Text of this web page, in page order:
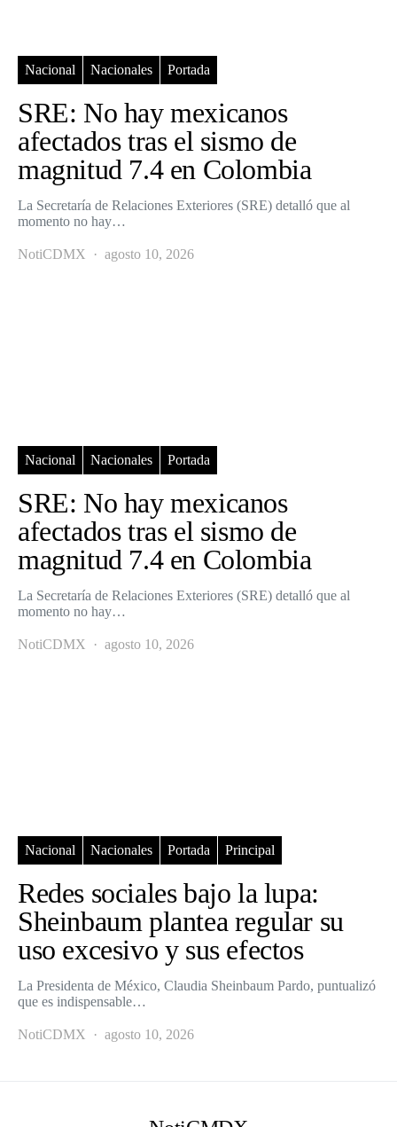
Nacional Nacionales Portada
SRE: No hay mexicanos
afectados tras el sismo de
magnitud 7.4 en Colombia
La Secretaría de Relaciones Exteriores (SRE) detalló que al
momento no hay…
NotiCDMX agosto 10, 2026
Nacional Nacionales Portada
SRE: No hay mexicanos
afectados tras el sismo de
magnitud 7.4 en Colombia
La Secretaría de Relaciones Exteriores (SRE) detalló que al
momento no hay…
NotiCDMX agosto 10, 2026
Nacional Nacionales Portada Principal
Redes sociales bajo la lupa:
Sheinbaum plantea regular su
uso excesivo y sus efectos
La Presidenta de México, Claudia Sheinbaum Pardo, puntualizó
que es indispensable…
NotiCDMX agosto 10, 2026